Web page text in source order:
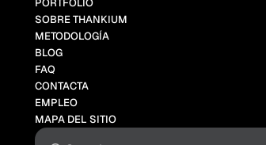
PORTFOLIO
SOBRE THANKIUM
METODOLOGÍA
BLOG
FAQ
CONTACTA
EMPLEO
MAPA DEL SITIO